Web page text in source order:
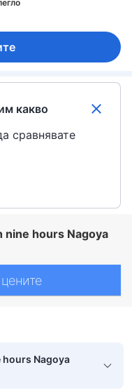
какво
сравнявате
nine hours Nagoya
hours Nagoya